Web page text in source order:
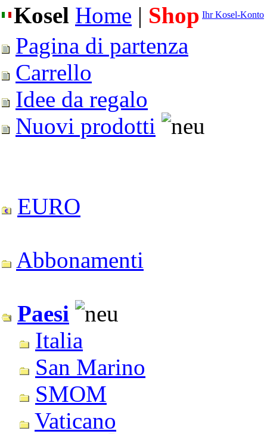
Kosel Home | Shop Ihr Kosel-Konto
Pagina di partenza
Carrello
Idee da regalo
Nuovi prodotti
EURO
Abbonamenti
Paesi
Italia
San Marino
SMOM
Vaticano